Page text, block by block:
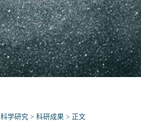
科学研究 > 科研成果 > 正文